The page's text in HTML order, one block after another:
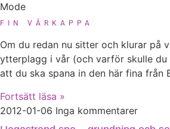
Mode
FIN VÅRKAPPA
Om du redan nu sitter och klurar på
ytterplagg i vår (och varför skulle du
att du ska spana in den här fina från
Fortsätt läsa »
2012-01-06 Inga kommentarer